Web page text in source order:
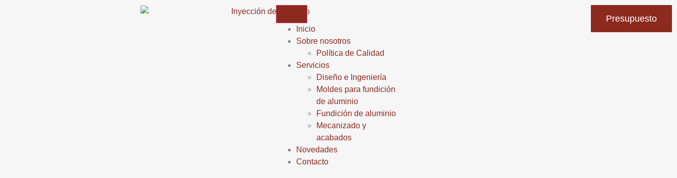
Inicio
Sobre nosotros
Política de Calidad
Servicios
Diseño e Ingeniería
Moldes para fundición
de aluminio
Fundición de aluminio
Mecanizado y
acabados
Novedades
Contacto
Presupuesto